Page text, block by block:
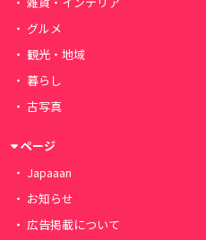
グルメ
観光・地域
暮らし
古写真
ページ
Japaaan
お知らせ
広告掲載について